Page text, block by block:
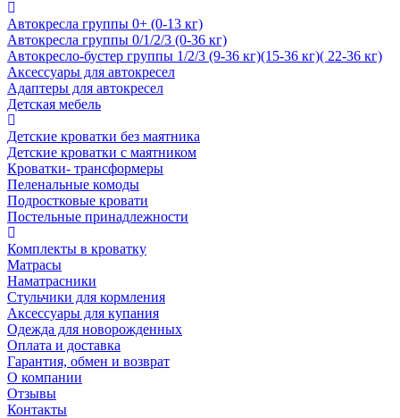
Автокресла группы 0+ (0-13 кг)
Автокресла группы 0/1/2/3 (0-36 кг)
Автокресло-бустер группы 1/2/3 (9-36 кг)(15-36 кг)( 22-36 кг)
Аксессуары для автокресел
Адаптеры для автокресел
Детская мебель
Детские кроватки без маятника
Детские кроватки с маятником
Кроватки- трансформеры
Пеленальные комоды
Подростковые кровати
Постельные принадлежности
Комплекты в кроватку
Матрасы
Наматрасники
Стульчики для кормления
Аксессуары для купания
Одежда для новорожденных
Оплата и доставка
Гарантия, обмен и возврат
О компании
Отзывы
Контакты